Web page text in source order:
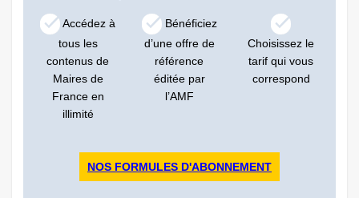
Accédez à
tous les
contenus de
Maires de
France en
illimité
Bénéficiez
d’une offre de
référence
éditée par
l’AMF
Choisissez le
tarif qui vous
correspond
NOS FORMULES D'ABONNEMENT